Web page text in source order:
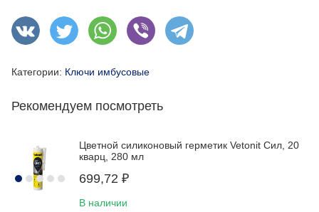
Категории: Ключи имбусовые
Рекомендуем посмотреть
Цветной силиконовый герметик Vetonit Сил, 20
кварц, 280 мл
699,72 ₽
В наличии